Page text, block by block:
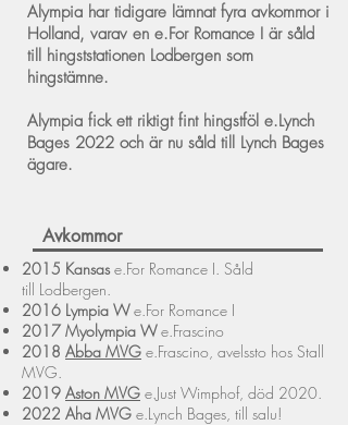
Alympia har tidigare lämnat fyra avkommor i
Holland, varav en e.For Romance I är såld
till hingststationen Lodbergen som
hingstämne.
Alympia fick ett riktigt fint hingstföl e.Lynch
Bages 2022 och är nu såld till Lynch Bages
ägare.
Avkommor
2015 Kansase.For Romance I. Såld
till Lodbergen.
2016 Lympia We.For Romance I
2017 Myolympia We.Frascino
2018 Abba MVG e.Frascino, avelssto hos Stall
MVG.
2019 Aston MVG e.Just Wimphof, död 2020.
2022 Aha MVG e.Lynch Bages, till salu!